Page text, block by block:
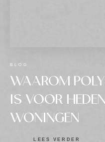
BLOG
WAAROM
IS VOOR
WONINGEN
LEES VERDER